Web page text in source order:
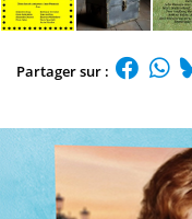
Partager sur :